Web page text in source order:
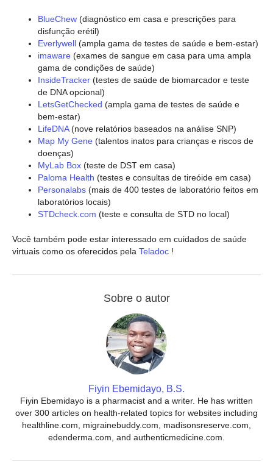
BlueChew (diagnóstico em casa e prescrições para
disfunção erétil)
Everlywell (ampla gama de testes de saúde e bem-estar)
imaware (exames de sangue em casa para uma ampla
gama de condições de saúde)
InsideTracker (testes de saúde de biomarcador e teste
de DNA opcional)
LetsGetChecked (ampla gama de testes de saúde e
bem-estar)
LifeDNA(nove relatórios baseados na análise SNP)
Map My Gene (talentos inatos para crianças e riscos de
doenças)
MyLab Box (teste de DST em casa)
Paloma Health (testes e consultas de tireóide em casa)
Personalabs (mais de 400 testes de laboratório feitos em
laboratórios locais)
STDcheck.com (teste e consulta de STD no local)
Você também pode estar interessado em cuidados de saúde
virtuais como os oferecidos pela Teladoc !
Sobre o autor
Fiyin Ebemidayo, B.S.
Fiyin Ebemidayo is a pharmacist and a writer. He has written
over 300 articles on health-related topics for websites including
healthline.com, migrainebuddy.com, madisonsreserve.com,
edenderma.com, and authenticmedicine.com.